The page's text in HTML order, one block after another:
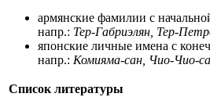
армянские фамилии с
напр.: Тер-Габриэлян, Тер-
японские личные имена с
напр.: Комияма-сан, Чио-Чио-
Список литературы